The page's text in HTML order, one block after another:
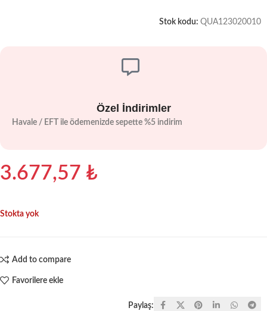
Stok kodu: QUA123020010
Özel İndirimler
Havale / EFT ile ödemenizde sepette %5 indirim
3.677,57 ₺
Stokta yok
Add to compare
Favorilere ekle
Paylaş: